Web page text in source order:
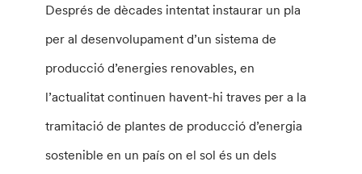
Després de dècades intentat instaurar un pla
per al desenvolupament d’un sistema de
producció d’energies renovables, en
l’actualitat continuen havent-hi traves per a la
tramitació de plantes de producció d’energia
sostenible en un país on el sol és un dels